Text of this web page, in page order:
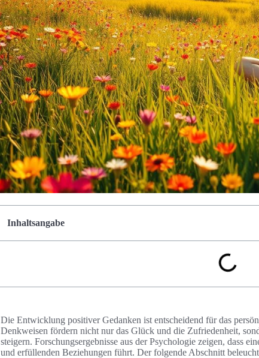
Inhaltsangabe
Die Entwicklung positiver Gedanken ist entscheidend für das
Denkweisen fördern nicht nur das Glück und die Zufriedenheit,
steigern. Forschungsergebnisse aus der Psychologie zeigen, dass
und erfüllenden Beziehungen führt. Der folgende Abschnitt